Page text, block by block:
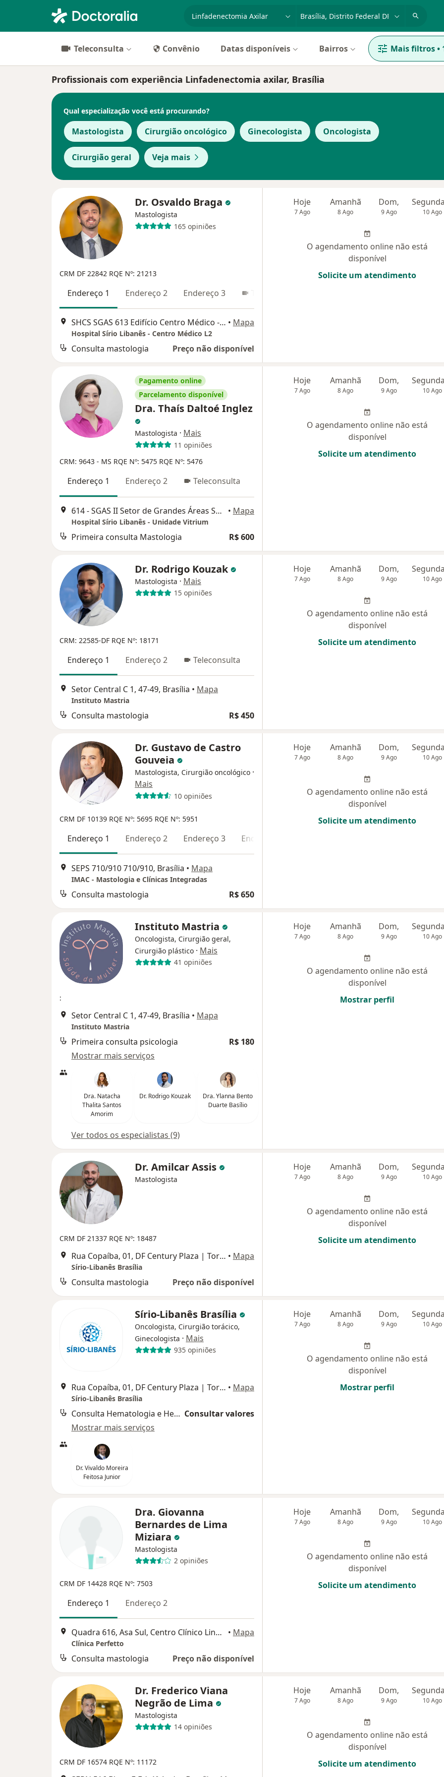
cidade ou região
Teleconsulta Convênio Datas disponíveis Bairros Mais filtros•
Profissionais com experiência Linfadenectomia axilar, Brasília
Qual especialização você está procurando?
Mastologista Cirurgião oncológico Ginecologista Oncologista
Cirurgião geral Veja mais
Dr. Osvaldo Braga
Mastologista
165 opiniões
CRM DF 22842 RQE Nº: 21213
Endereço 1 Endereço 2 Endereço 3 Teleconsulta
SHCS SGAS 613 Edifício Centro Médico - L2 Sul Sala 210 - Asa Sul, Brasília - DF, 70200-730, Brasília • Mapa
Hospital Sírio Libanês - Centro Médico L2
Consulta mastologia Preço não disponível
Hoje
7 Ago
Amanhã
8 Ago
Dom,
9 Ago 10 Ago
O agendamento online não está
disponível
Solicite um atendimento
Pagamento online
Parcelamento disponível
Dra. Thaís Daltoé Inglez
Mastologista · Mais
11 opiniões
CRM: 9643 - MS RQE Nº: 5475 RQE Nº: 5476
Endereço 1 Endereço 2 Teleconsulta
614 - SGAS II Setor de Grandes Áreas Sul 614 - Asa Sul, Brasília • Mapa
Hospital Sírio Libanês - Unidade Vitrium
Primeira consulta Mastologia R$ 600
Hoje
7 Ago
Amanhã
8 Ago
Dom,
9 Ago 10 Ago
O agendamento online não está
disponível
Solicite um atendimento
Dr. Rodrigo Kouzak
Mastologista · Mais
15 opiniões
CRM: 22585-DF RQE Nº: 18171
Endereço 1 Endereço 2 Teleconsulta
Setor Central C 1, 47-49, Brasília • Mapa
Instituto Mastria
Consulta mastologia R$ 450
Hoje
7 Ago
Amanhã
8 Ago
Dom,
9 Ago 10 Ago
O agendamento online não está
disponível
Solicite um atendimento
Dr. Gustavo de Castro
Gouveia
Mastologista, Cirurgião oncológico ·
Mais
10 opiniões
CRM DF 10139 RQE Nº: 5695 RQE Nº: 5951
Endereço 1 Endereço 2 Endereço 3 Endereço 4
SEPS 710/910 710/910, Brasília • Mapa
IMAC - Mastologia e Clínicas Integradas
Consulta mastologia R$ 650
Hoje
7 Ago
Amanhã
8 Ago
Dom,
9 Ago 10 Ago
O agendamento online não está
disponível
Solicite um atendimento
Instituto Mastria
Oncologista, Cirurgião geral,
Cirurgião plástico · Mais
41 opiniões
:
Setor Central C 1, 47-49, Brasília • Mapa
Instituto Mastria
Primeira consulta psicologia
R$ 180
Mostrar mais serviços
Dra. Natacha
Thalita Santos
Amorim
Dr. Rodrigo Kouzak
Dra. Ylanna Bento
Duarte Basílio
Ver todos os especialistas (9)
Hoje
7 Ago
Amanhã
8 Ago
Dom,
9 Ago 10 Ago
O agendamento online não está
disponível
Mostrar perfil
Dr. Amilcar Assis
Mastologista
CRM DF 21337 RQE Nº: 18487
Rua Copaíba, 01, DF Century Plaza | Torre B 21º andar – Águas Claras Sírio Libanes, Águas Claras • Mapa
Sírio-Libanês Brasília
Consulta mastologia Preço não disponível
Hoje
7 Ago
Amanhã
8 Ago
Dom,
9 Ago 10 Ago
O agendamento online não está
disponível
Solicite um atendimento
Sírio-Libanês Brasília
Oncologista, Cirurgião torácico,
Ginecologista · Mais
935 opiniões
Rua Copaíba, 01, DF Century Plaza | Torre B 21º andar – Águas Claras Sírio Libanes, Águas Claras • Mapa
Sírio-Libanês Brasília
Consulta Hematologia e Hemoterapia Consultar valores
Mostrar mais serviços
Dr. Vivaldo Moreira
Feitosa Junior
Hoje
7 Ago
Amanhã
8 Ago
Dom,
9 Ago 10 Ago
O agendamento online não está
disponível
Mostrar perfil
Dra. Giovanna
Bernardes de Lima
Miziara
Mastologista
2 opiniões
CRM DF 14428 RQE Nº: 7503
Endereço 1 Endereço 2
Quadra 616, Asa Sul, Centro Clínico Linea Vitta, 3º Andar (Cobertura), Brasília • Mapa
Clínica Perfetto
Consulta mastologia Preço não disponível
Hoje
7 Ago
Amanhã
8 Ago
Dom,
9 Ago 10 Ago
O agendamento online não está
disponível
Solicite um atendimento
Dr. Frederico Viana
Negrão de Lima
Mastologista
14 opiniões
CRM DF 16574 RQE Nº: 11172
Hoje
7 Ago
Amanhã
8 Ago
Dom,
9 Ago 10 Ago
O agendamento online não está
disponível
Solicite um atendimento